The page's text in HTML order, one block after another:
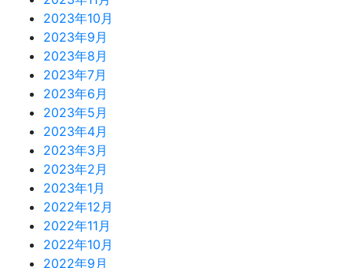
2023年10月
2023年9月
2023年8月
2023年7月
2023年6月
2023年5月
2023年4月
2023年3月
2023年2月
2023年1月
2022年12月
2022年11月
2022年10月
2022年9月